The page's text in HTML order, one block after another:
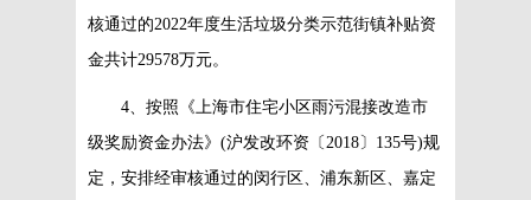
核通过的2022年度生活垃圾分类示范街镇补贴资
金共计29578万元。
4、按照《上海市住宅小区雨污混接改造市
级奖励资金办法》(沪发改环资〔2018〕135号)规
定，安排经审核通过的闵行区、浦东新区、嘉定